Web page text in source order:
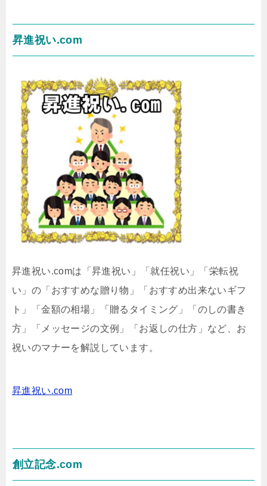
昇進祝い.com
昇進祝い.comは「昇進祝い」「就任祝い」「栄転祝
い」の「おすすめな贈り物」「おすすめ出来ないギフ
ト」「金額の相場」「贈るタイミング」「のしの書き
方」「メッセージの文例」「お返しの仕方」など、お
祝いのマナーを解説しています。
昇進祝い.com
創立記念.com